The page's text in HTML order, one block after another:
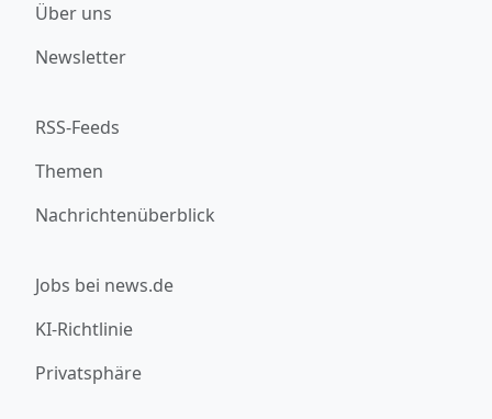
Über uns
Newsletter
RSS-Feeds
Themen
Nachrichtenüberblick
Jobs bei news.de
KI-Richtlinie
Privatsphäre